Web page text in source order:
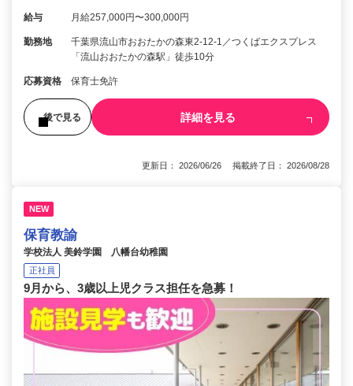
給与 月給257,000円〜300,000円
勤務地
千葉県流山市おおたかの森東2-12-1／つくばエクスプレス
「流山おおたかの森駅」徒歩10分
応募資格 保育士免許
後で見る 詳細を見る
更新日： 2026/06/26 掲載終了日： 2026/08/28
NEW
保育教諭
学校法人 美鈴学園 八幡台幼稚園
正社員
9月から、3歳以上児クラス担任を急募！